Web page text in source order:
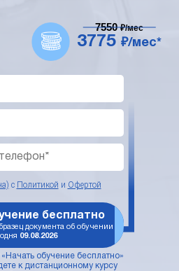
3775 ₽/мес*
7550₽/мес
с Политикой и Офертой
бесплатно
документа об обучении
09.08.2026
обучение бесплатно»
к дистанционному курсу